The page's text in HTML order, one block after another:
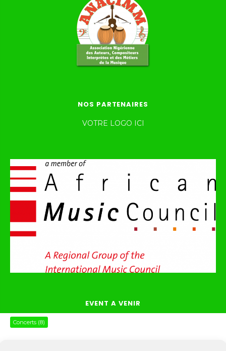
NOS PARTENAIRES
VOTRE LOGO ICI
EVENT A VENIR
Concerts (8)